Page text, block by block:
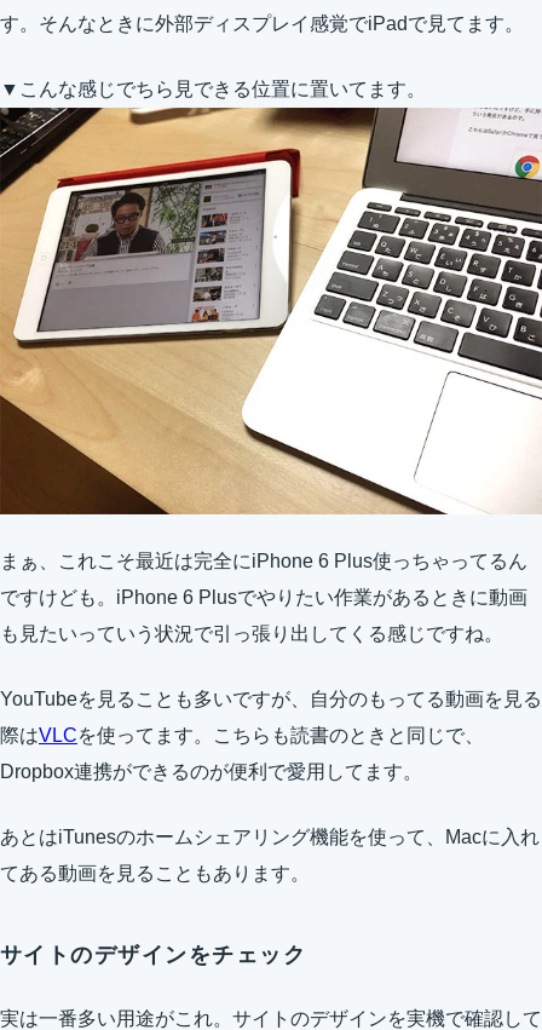
す。そんなときに外部ディスプレイ感覚でiPadで見てます。
▼こんな感じでちら見できる位置に置いてます。
まぁ、これこそ最近は完全にiPhone 6 Plus使っちゃってるん
ですけども。iPhone 6 Plusでやりたい作業があるときに動画
も見たいっていう状況で引っ張り出してくる感じですね。
YouTubeを見ることも多いですが、自分のもってる動画を見る
際はVLCを使ってます。こちらも読書のときと同じで、
Dropbox連携ができるのが便利で愛用してます。
あとはiTunesのホームシェアリング機能を使って、Macに入れ
てある動画を見ることもあります。
サイトのデザインをチェック
実は一番多い用途がこれ。サイトのデザインを実機で確認して